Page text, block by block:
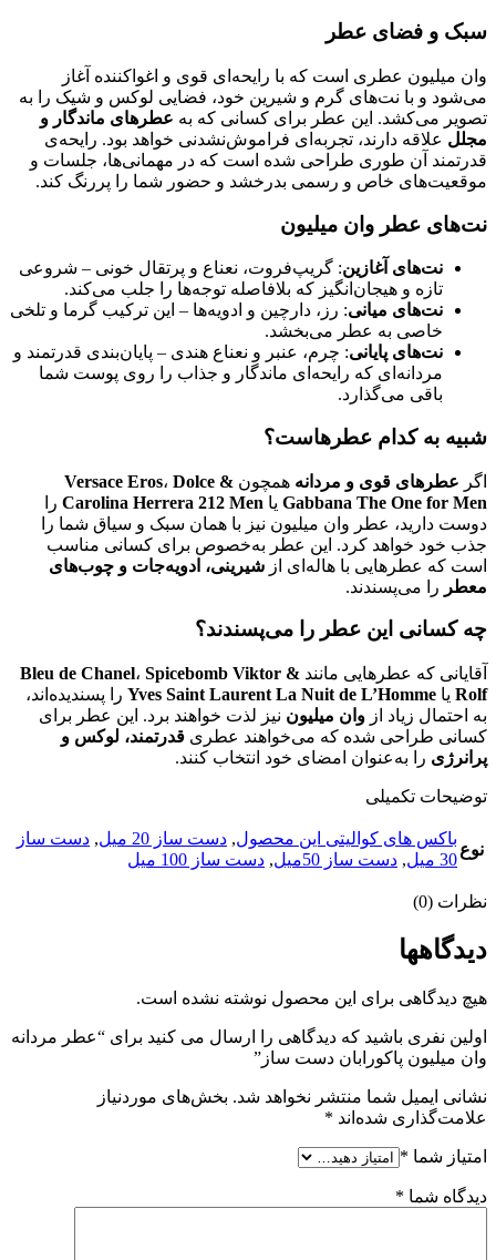
سبک و فضای عطر
وان میلیون عطری است که با رایحه‌ای قوی و اغواکننده آغاز
می‌شود و با نت‌های گرم و شیرین خود، فضایی لوکس و شیک را به
تصویر می‌کشد. این عطر برای کسانی که به عطرهای ماندگار و
مجلل علاقه دارند، تجربه‌ای فراموش‌نشدنی خواهد بود. رایحه‌ی
قدرتمند آن طوری طراحی شده است که در مهمانی‌ها، جلسات و
موقعیت‌های خاص و رسمی بدرخشد و حضور شما را پررنگ کند.
نت‌های عطر وان میلیون
نت‌های آغازین: گریپ‌فروت، نعناع و پرتقال خونی – شروعی
تازه و هیجان‌انگیز که بلافاصله توجه‌ها را جلب می‌کند.
نت‌های میانی: رز، دارچین و ادویه‌ها – این ترکیب گرما و تلخی
خاصی به عطر می‌بخشد.
نت‌های پایانی: چرم، عنبر و نعناع هندی – پایان‌بندی قدرتمند و
مردانه‌ای که رایحه‌ای ماندگار و جذاب را روی پوست شما
باقی می‌گذارد.
شبیه به کدام عطرهاست؟
اگر عطرهای قوی و مردانه همچون Versace Eros، Dolce &
Gabbana The One for Men یا Carolina Herrera 212 Men را
دوست دارید، عطر وان میلیون نیز با همان سبک و سیاق شما را
جذب خود خواهد کرد. این عطر به‌خصوص برای کسانی مناسب
است که عطرهایی با هاله‌ای از شیرینی، ادویه‌جات و چوب‌های
معطر را می‌پسندند.
چه کسانی این عطر را می‌پسندند؟
آقایانی که عطرهایی مانند Bleu de Chanel، Spicebomb Viktor &
Rolf یا Yves Saint Laurent La Nuit de L’Homme را پسندیده‌اند،
به احتمال زیاد از وان میلیون نیز لذت خواهند برد. این عطر برای
کسانی طراحی شده که می‌خواهند عطری قدرتمند، لوکس و
پرانرژی را به‌عنوان امضای خود انتخاب کنند.
توضیحات تکمیلی
نوع
باکس های کوالیتی این محصول, دست ساز 20 میل , دست ساز
30 میل
, دست ساز 50میل , دست ساز 100 میل
نظرات (0)
دیدگاهها
هیچ دیدگاهی برای این محصول نوشته نشده است.
اولین نفری باشید که دیدگاهی را ارسال می کنید برای “عطر مردانه
وان میلیون پاکورابان دست ساز”
نشانی ایمیل شما منتشر نخواهد شد. بخش‌های موردنیاز
علامت‌گذاری شده‌اند *
امتیاز شما *
دیدگاه شما *